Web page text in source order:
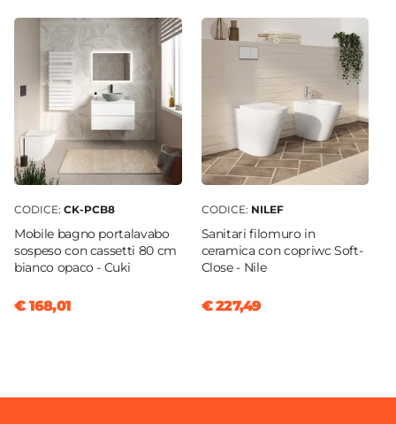
CODICE: CK-PCB8
Mobile bagno portalavabo
sospeso con cassetti 80 cm
bianco opaco - Cuki
€ 168,01
CODICE: NILEF
Sanitari filomuro in
ceramica con copriwc Soft-
Close - Nile
€ 227,49